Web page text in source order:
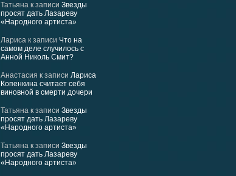
Татьяна к записи Звезды
просят дать Лазареву
«Народного артиста»
Лариса к записи Что на
самом деле случилось с
Анной Николь Смит?
Анастасия к записи Лариса
Копенкина считает себя
виновной в смерти дочери
Татьяна к записи Звезды
просят дать Лазареву
«Народного артиста»
Татьяна к записи Звезды
просят дать Лазареву
«Народного артиста»